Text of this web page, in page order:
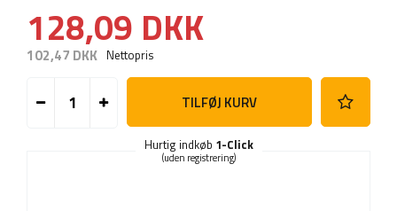
128,09 DKK
102,47 DKK Nettopris
TILFØJ KURV
Hurtig indkøb 1-Click
(uden registrering)